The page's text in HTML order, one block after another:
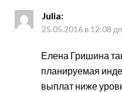
Julia:
25.05.2016 в 12:08 дп
Елена Гришина
планируемая
выплат ниже